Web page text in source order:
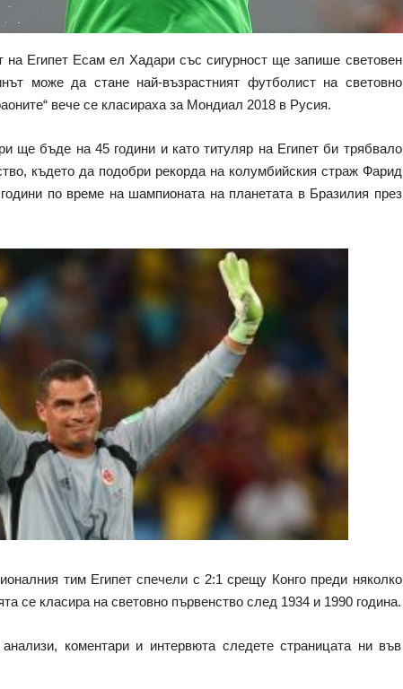
на Египет Есам ел Хадари със сигурност ще запише световен
може да стане най-възрастният футболист на световно
вече се класираха за Мондиал 2018 в Русия.
ще бъде на 45 години и като титуляр на Египет би трябвало
където да подобри рекорда на колумбийския страж Фарид
по време на шампионата на планетата в Бразилия през
тим Египет спечели с 2:1 срещу Конго преди няколко
се класира на световно първенство след 1934 и 1990 година.
коментари и интервюта следете страницата ни във